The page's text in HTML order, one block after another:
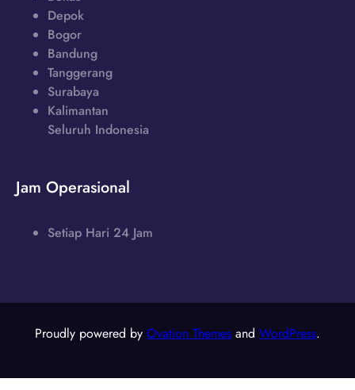
Depok
Bogor
Bandung
Tanggerang
Surabaya
Kalimantan
Seluruh Indonesia
Jam Operasional
Setiap Hari 24 Jam
Proudly powered by Ovation Themes and WordPress.